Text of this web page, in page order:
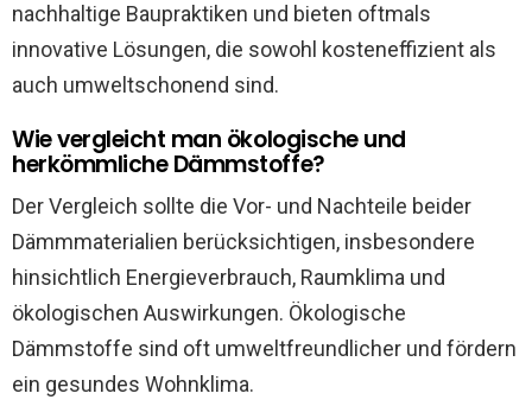
nachhaltige Baupraktiken und bieten oftmals
innovative Lösungen, die sowohl kosteneffizient als
auch umweltschonend sind.
Wie vergleicht man ökologische und
herkömmliche Dämmstoffe?
Der Vergleich sollte die Vor- und Nachteile beider
Dämmmaterialien berücksichtigen, insbesondere
hinsichtlich Energieverbrauch, Raumklima und
ökologischen Auswirkungen. Ökologische
Dämmstoffe sind oft umweltfreundlicher und fördern
ein gesundes Wohnklima.